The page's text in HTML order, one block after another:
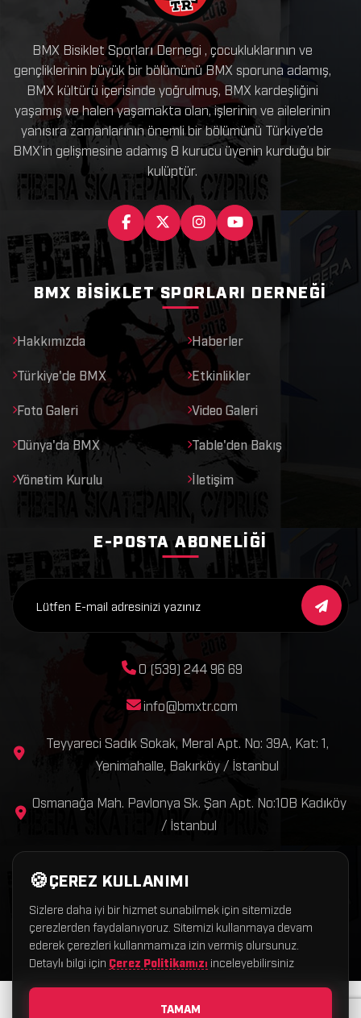
BMX Bisiklet Sporları Dernegi , çocukluklarının ve
gençliklerinin büyük bir bölümünü BMX sporuna adamış,
BMX kültürü içerisinde yoğrulmuş, BMX kardeşliğini
yaşamış ve halen yaşamakta olan, işlerinin ve ailelerinin
yanısıra zamanlarının önemli bir bölümünü Türkiye’de
BMX’in gelişmesine adamış 8 kurucu üyenin kurduğu bir
kulüptür.
BMX BISIKLET SPORLARI DERNEĞI
Hakkımızda Haberler
Türkiye'de BMX Etkinlikler
Foto Galeri Video Galeri
Dünya'da BMX Table'den Bakış
Yönetim Kurulu İletişim
E-POSTA ABONELIĞI
0 (539) 244 96 69
info@bmxtr.com
Teyyareci Sadık Sokak, Meral Apt. No: 39A, Kat: 1,
Yenimahalle, Bakırköy / İstanbul
Osmanağa Mah. Pavlonya Sk. Şan Apt. No:10B Kadıköy
/ İstanbul
Copyright © 2026 BmxTR – Tüm hakları saklıdır.
BmxTR ❤ Alaturka Dijital
ÇEREZ KULLANIMI
Sizlere daha iyi bir hizmet sunabilmek için sitemizde
çerezlerden faydalanıyoruz. Sitemizi kullanmaya devam
ederek çerezleri kullanmamıza izin vermiş olursunuz.
Detaylı bilgi için Çerez Politikamızı inceleyebilirsiniz
TAMAM